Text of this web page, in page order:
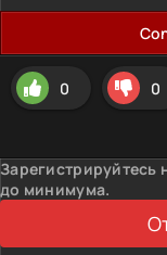
0 0
Зарегистрируйтесь
до минимума.